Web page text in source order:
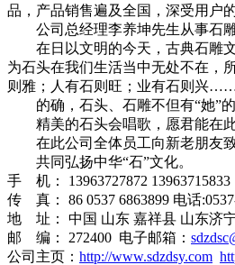
品，产品销售遍及全国，深受用户
公司总经理李养坤先生从事石雕
在日以文明的今天，古典石雕文
为石头在我们生活当中无处不在，
则雅；人有石则旺；业有石则兴
的确，石头、石雕不但有“她”的
精美的石头会唱歌，愿君能在此
在此公司全体员工向新老朋友致
共同弘扬中华“石”文化。
手 机： 13963727872 13963715833
传 真： 86 0537 6863899 电话
地 址： 中国 山东 嘉祥县 山东济
邮 编： 272400 电子邮箱：
公司主页： http://www.sdzdsy.com